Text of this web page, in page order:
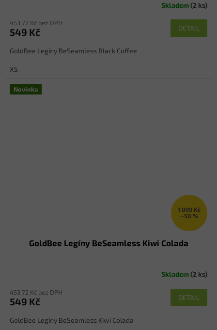
Skladem(2 ks)
453,72 Kč bez DPH
549 Kč DETAIL
GoldBee Legíny BeSeamless Black Coffee
XS
Novinka
1 099 Kč
–50 %
GoldBee Legíny BeSeamless Kiwi Colada
Skladem(2 ks)
453,72 Kč bez DPH
549 Kč DETAIL
GoldBee Legíny BeSeamless Kiwi Colada